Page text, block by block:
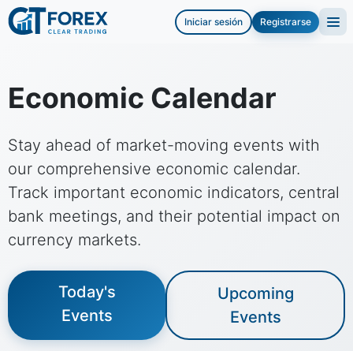
Iniciar sesión Registrarse
Economic Calendar
Stay ahead of market-moving events with
our comprehensive economic calendar.
Track important economic indicators, central
bank meetings, and their potential impact on
currency markets.
Today's
Events
Upcoming
Events